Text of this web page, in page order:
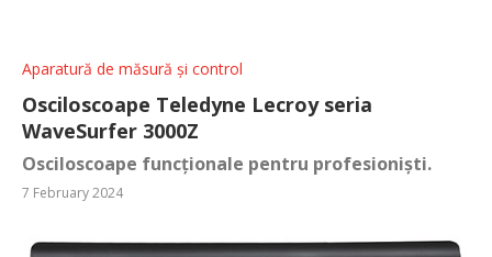
Aparatură de măsură și control
Osciloscoape Teledyne Lecroy seria
WaveSurfer 3000Z
Osciloscoape funcționale pentru profesioniști.
7 February 2024